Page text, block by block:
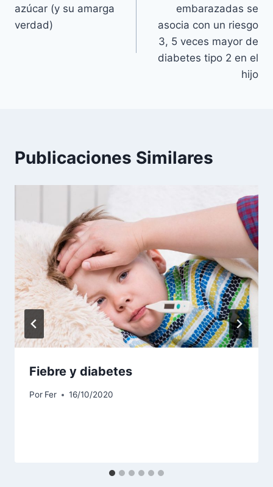
entradas
azúcar (y su amarga
verdad)
embarazadas se
asocia con un riesgo
3, 5 veces mayor de
diabetes tipo 2 en el
hijo
Publicaciones Similares
Fiebre y diabetes
Por Fer 16/10/2020